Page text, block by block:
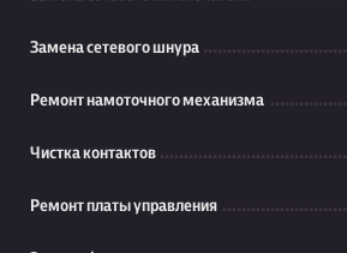
Замена сетевого шнура
Ремонт намоточного механизма
Чистка контактов
Ремонт платы управления